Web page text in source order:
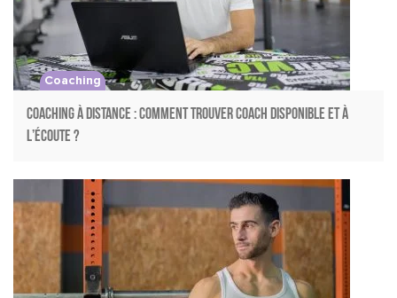
Coaching
Coaching à distance : comment trouver coach disponible et à
l’écoute ?